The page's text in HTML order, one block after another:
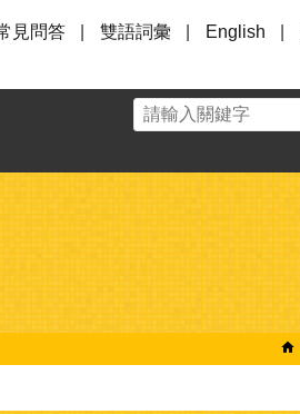
見問答 雙語詞彙 English